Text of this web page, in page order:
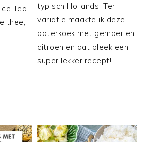
Tea
thee,
typisch Hollands! Ter
variatie maakte ik deze
boterkoek met gember en
citroen en dat bleek een
super lekker recept!